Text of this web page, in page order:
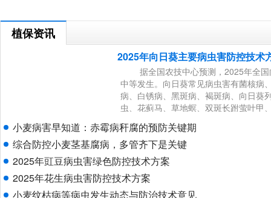
植保资讯
2025年向日葵主要病虫害防控技术
据全国农技中心预测，2025年全国
中等发生。向日葵常见病虫害有菌核病
病、白锈病、黑斑病、褐斑病、向日葵
虫、花蓟马、草地螟、双斑长跗萤叶甲
龟、蚜虫、地下害虫等。为做好2025
工作，全国农技中心特制定此方案。防
小麦病害早知道：赤霉病秆腐的预防关键期
综合防控小麦茎基腐病，多管齐下是关键
2025年豇豆病虫害绿色防控技术方案
2025年花生病虫害防控技术方案
小麦纹枯病等病虫发生动态与防治技术意见